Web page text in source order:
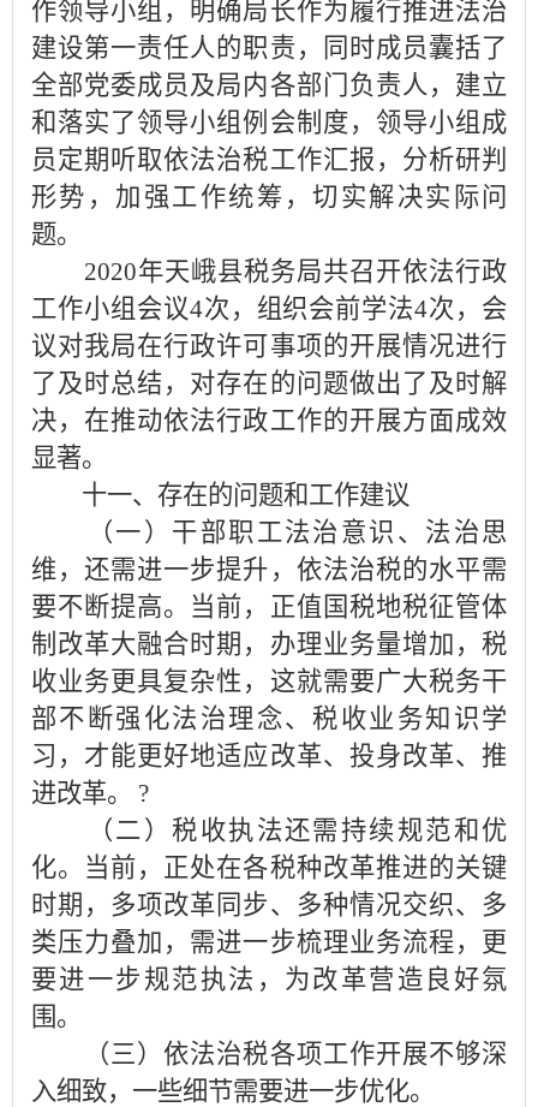
作领导小组，明确局长作为履行推进法治
建设第一责任人的职责，同时成员囊括了
全部党委成员及局内各部门负责人，建立
和落实了领导小组例会制度，领导小组成
员定期听取依法治税工作汇报，分析研判
形势，加强工作统筹，切实解决实际问
题。
2020年天峨县税务局共召开依法行政
工作小组会议4次，组织会前学法4次，会
议对我局在行政许可事项的开展情况进行
了及时总结，对存在的问题做出了及时解
决，在推动依法行政工作的开展方面成效
显著。
十一、存在的问题和工作建议
（一）干部职工法治意识、法治思
维，还需进一步提升，依法治税的水平需
要不断提高。当前，正值国税地税征管体
制改革大融合时期，办理业务量增加，税
收业务更具复杂性，这就需要广大税务干
部不断强化法治理念、税收业务知识学
习，才能更好地适应改革、投身改革、推
进改革。 ?
（二）税收执法还需持续规范和优
化。当前，正处在各税种改革推进的关键
时期，多项改革同步、多种情况交织、多
类压力叠加，需进一步梳理业务流程，更
要进一步规范执法，为改革营造良好氛
围。
（三）依法治税各项工作开展不够深
入细致，一些细节需要进一步优化。